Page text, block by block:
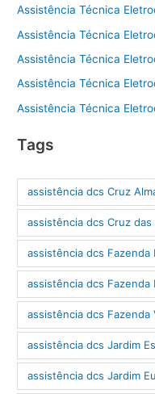
Assistência Técnica
Assistência Técnica
Assistência Técnica
Assistência Técnica
Assistência Técnica
Tags
assistência dcs Cruz
assistência dcs Cruz das
assistência dcs Fazenda
assistência dcs
assistência dcs Fazenda
assistência dcs Jardim
assistência dcs Jardim